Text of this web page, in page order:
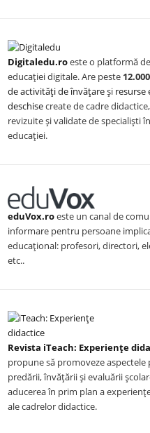
Digitaledu.roeste o platformă
educației digitale. Are peste
de activități de învățareși resurse
deschisecreate de cadre
revizuite și validate de specialiști
educației.
eduVox.roeste un canal de
informare pentru persoane
educațional: profesori, directori,
etc..
Revista iTeach: Experienţe
propune să promoveze aspectele
predării, învăţării şi evaluării
aducerea în prim plan a
ale cadrelor didactice.